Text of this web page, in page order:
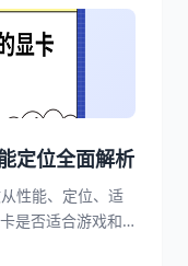
定位全面解析
性能、定位、适
是否适合游戏和